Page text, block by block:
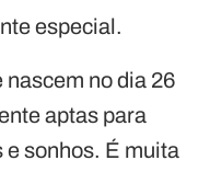
especial.
no dia 26
aptas para
e sonhos. É muita